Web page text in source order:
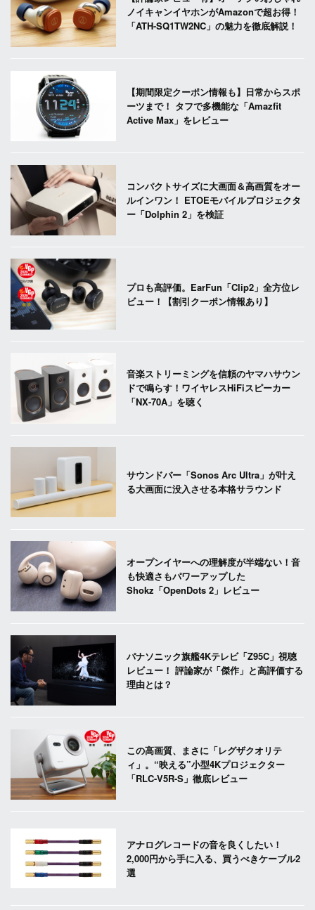
ノイキャンイヤホンがAmazonで超お得！
「ATH-SQ1TW2NC」の魅力を徹底解説！
【期間限定クーポン情報も】日常からスポ
ーツまで！ タフで多機能な「Amazfit
Active Max」をレビュー
コンパクトサイズに大画面＆高画質をオー
ルインワン！ ETOEモバイルプロジェクタ
ー「Dolphin 2」を検証
プロも高評価。EarFun「Clip2」全方位レ
ビュー！【割引クーポン情報あり】
音楽ストリーミングを信頼のヤマハサウン
ドで鳴らす！ワイヤレスHiFiスピーカー
「NX-70A」を聴く
サウンドバー「Sonos Arc Ultra」が叶え
る大画面に没入させる本格サラウンド
オープンイヤーへの理解度が半端ない！音
も快適さもパワーアップした
Shokz「OpenDots 2」レビュー
パナソニック旗艦4Kテレビ「Z95C」視聴
レビュー！ 評論家が「傑作」と高評価する
理由とは？
この高画質、まさに「レグザクオリテ
ィ」。“映える”小型4Kプロジェクター
「RLC-V5R-S」徹底レビュー
アナログレコードの音を良くしたい！
2,000円から手に入る、買うべきケーブル2
選